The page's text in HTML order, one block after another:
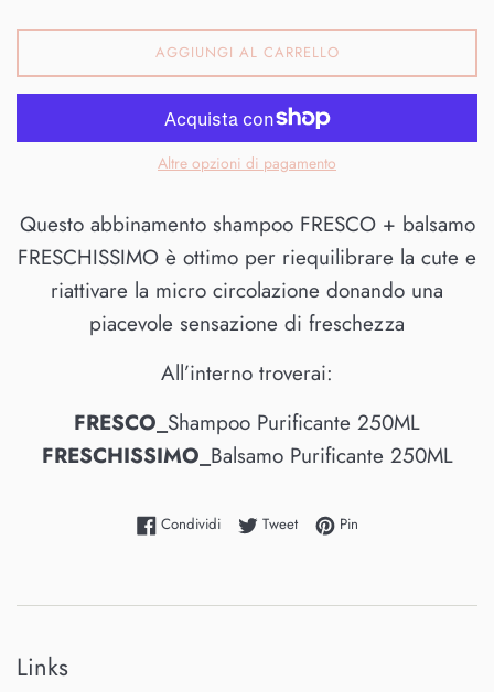
AGGIUNGI AL CARRELLO
Altre opzioni di pagamento
Questo abbinamento shampoo FRESCO + balsamo
FRESCHISSIMO è ottimo per riequilibrare la cute e
riattivare la micro circolazione donando una
piacevole sensazione di freschezza
All’interno troverai:
FRESCO_ Shampoo Purificante 250ML
FRESCHISSIMO_ Balsamo Purificante 250ML
CondividiCondividi su Facebook
TweetTwitta su Twitter
PinPinna su Pinterest
Links